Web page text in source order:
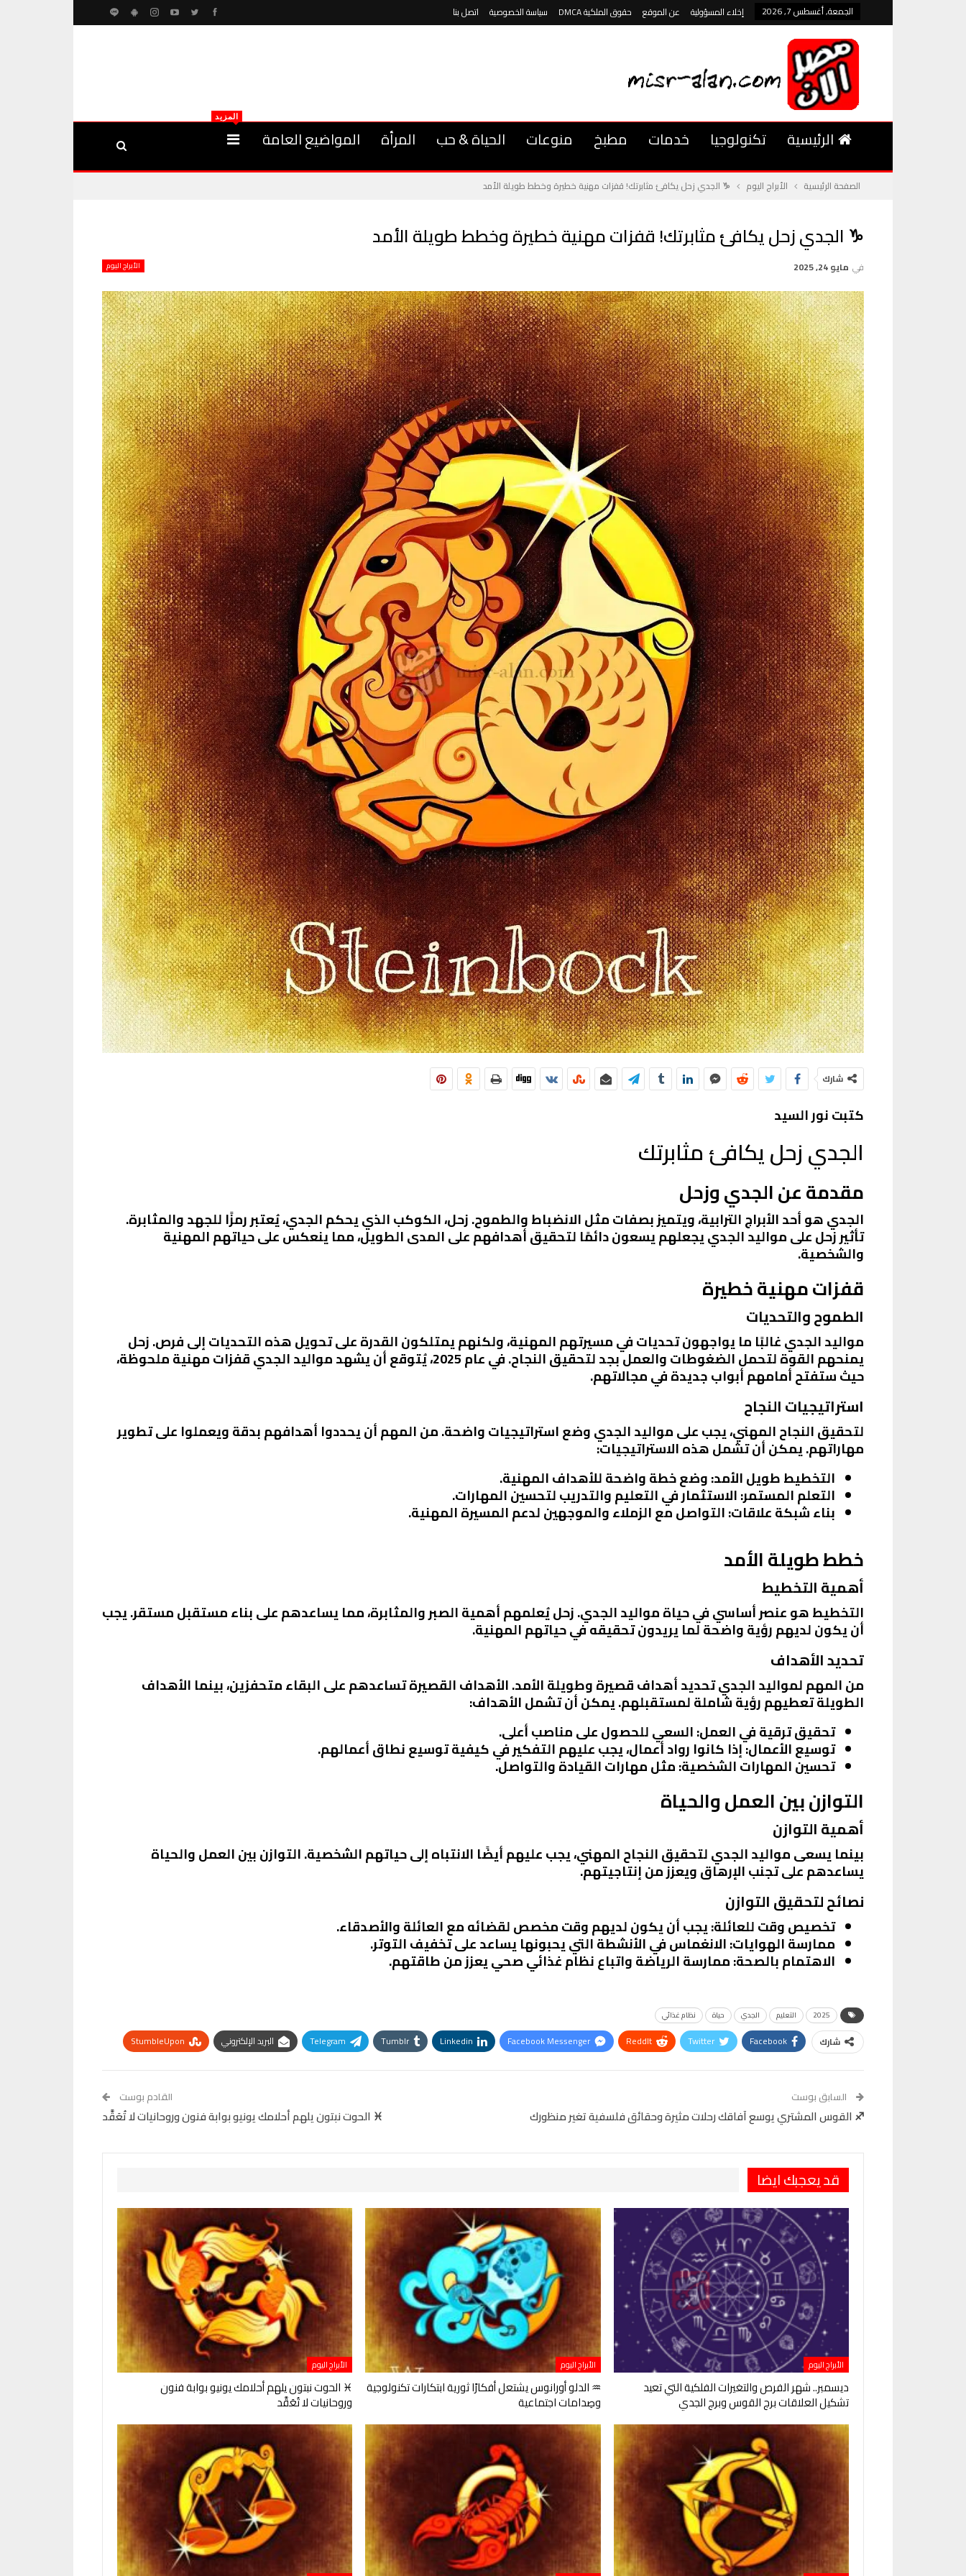
الجمعة, أغسطس 7, 2026 إخلاء المسؤولية عن الموقع حقوق الملكية DMCA سياسة الخصوصية اتصل بنا
الرئيسية تكنولوجيا خدمات مطبخ منوعات الحياة & حب المرأة المواضيع العامة
المزيد
الصفحة الرئيسية الأبراج اليوم ♑ الجدي زحل يكافئ مثابرتك! قفزات مهنية خطيرة وخطط طويلة الأمد
♑ الجدي زحل يكافئ مثابرتك! قفزات مهنية خطيرة وخطط طويلة الأمد
الأبراج اليوم في مايو 24, 2025
شارك
كتبت نور السيد
الجدي زحل يكافئ مثابرتك
مقدمة عن الجدي وزحل
الجدي هو أحد الأبراج الترابية، ويتميز بصفات مثل الانضباط والطموح. زحل، الكوكب الذي يحكم الجدي، يُعتبر رمزًا للجهد والمثابرة.
تأثير زحل على مواليد الجدي يجعلهم يسعون دائمًا لتحقيق أهدافهم على المدى الطويل، مما ينعكس على حياتهم المهنية
والشخصية.
قفزات مهنية خطيرة
الطموح والتحديات
مواليد الجدي غالبًا ما يواجهون تحديات في مسيرتهم المهنية، ولكنهم يمتلكون القدرة على تحويل هذه التحديات إلى فرص. زحل
يمنحهم القوة لتحمل الضغوطات والعمل بجد لتحقيق النجاح. في عام 2025، يُتوقع أن يشهد مواليد الجدي قفزات مهنية ملحوظة،
حيث ستفتح أمامهم أبواب جديدة في مجالاتهم.
استراتيجيات النجاح
لتحقيق النجاح المهني، يجب على مواليد الجدي وضع استراتيجيات واضحة. من المهم أن يحددوا أهدافهم بدقة ويعملوا على تطوير
مهاراتهم. يمكن أن تشمل هذه الاستراتيجيات:
التخطيط طويل الأمد: وضع خطة واضحة للأهداف المهنية.
التعلم المستمر: الاستثمار في التعليم والتدريب لتحسين المهارات.
بناء شبكة علاقات: التواصل مع الزملاء والموجهين لدعم المسيرة المهنية.
خطط طويلة الأمد
أهمية التخطيط
التخطيط هو عنصر أساسي في حياة مواليد الجدي. زحل يُعلمهم أهمية الصبر والمثابرة، مما يساعدهم على بناء مستقبل مستقر. يجب
أن يكون لديهم رؤية واضحة لما يريدون تحقيقه في حياتهم المهنية.
تحديد الأهداف
من المهم لمواليد الجدي تحديد أهداف قصيرة وطويلة الأمد. الأهداف القصيرة تساعدهم على البقاء متحفزين، بينما الأهداف
الطويلة تعطيهم رؤية شاملة لمستقبلهم. يمكن أن تشمل الأهداف:
تحقيق ترقية في العمل: السعي للحصول على مناصب أعلى.
توسيع الأعمال: إذا كانوا رواد أعمال، يجب عليهم التفكير في كيفية توسيع نطاق أعمالهم.
تحسين المهارات الشخصية: مثل مهارات القيادة والتواصل.
التوازن بين العمل والحياة
أهمية التوازن
بينما يسعى مواليد الجدي لتحقيق النجاح المهني، يجب عليهم أيضًا الانتباه إلى حياتهم الشخصية. التوازن بين العمل والحياة
يساعدهم على تجنب الإرهاق ويعزز من إنتاجيتهم.
نصائح لتحقيق التوازن
تخصيص وقت للعائلة: يجب أن يكون لديهم وقت مخصص لقضائه مع العائلة والأصدقاء.
ممارسة الهوايات: الانغماس في الأنشطة التي يحبونها يساعد على تخفيف التوتر.
الاهتمام بالصحة: ممارسة الرياضة واتباع نظام غذائي صحي يعزز من طاقتهم.
2025 التعليم الجدي حياة نظام غذائي
شارك Facebook
Twitter
ReddIt
Facebook Messenger
Linkedin
Tumblr
Telegram البريد الإلكتروني
StumbleUpon
السابق بوست
♐ القوس المشتري يوسع آفاقك رحلات مثيرة وحقائق فلسفية تغير منظورك
القادم بوست
♓ الحوت نبتون يلهم أحلامك يونيو بوابة فنون وروحانيات لا تُعَقَّد
قد يعجبك ايضا
الأبراج اليوم
ديسمبر.. شهر الفرص والتغيرات الفلكية التي تعيد
تشكيل العلاقات برج القوس وبرج الجدي
الأبراج اليوم
♒ الدلو أورانوس يشتعل أفكارًا ثورية ابتكارات تكنولوجية
وصِدامات اجتماعية
الأبراج اليوم
♓ الحوت نبتون يلهم أحلامك يونيو بوابة فنون
وروحانيات لا تُعَقَّد